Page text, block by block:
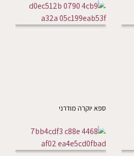
ספא יוקרה מודרני